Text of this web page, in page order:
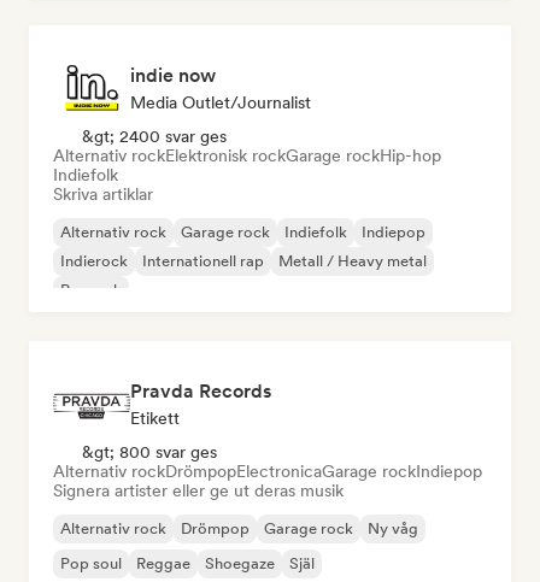
indie now
Media Outlet/Journalist
&gt; 2400 svar ges
Alternativ rockElektronisk rockGarage rockHip-hop
Indiefolk
Skriva artiklar
Alternativ rock Garage rock Indiefolk
Indiepop
Indierock
Internationell rap
Metall / Heavy metal
Poprock
Pravda Records
Etikett
&gt; 800 svar ges
Alternativ rockDrömpopElectronicaGarage rockIndiepop
Signera artister eller ge ut deras musik
Alternativ rock Drömpop Garage rock
Ny våg
Pop soul
Reggae Shoegaze Själ